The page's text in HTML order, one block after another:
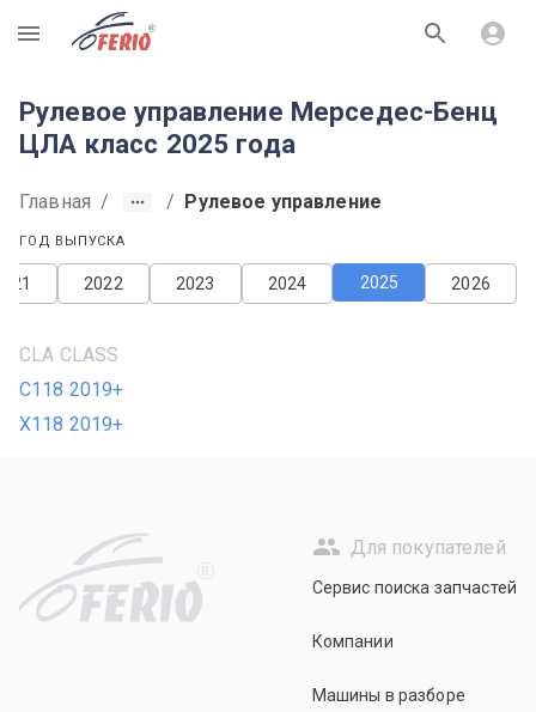
R
Рулевое управление Мерседес-Бенц
ЦЛА класс 2025 года
Главная / / Рулевое управление
ГОД ВЫПУСКА
2026
2025
2024
2023
2022
CLA CLASS
C118 2019+
X118 2019+
R
Для покупателей
Сервис поиска запчастей
Компании
Машины в разборе